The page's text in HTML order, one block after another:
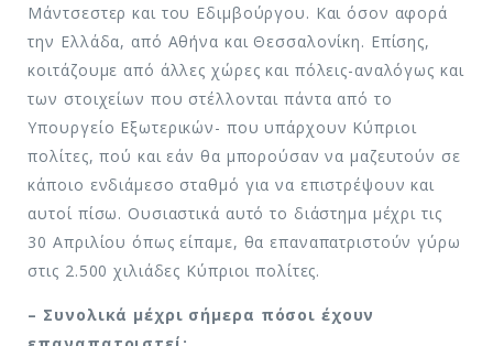
Μάντσεστερ και του Εδιμβούργου. Και όσον αφορά
την Ελλάδα, από Αθήνα και Θεσσαλονίκη. Επίσης,
κοιτάζουμε από άλλες χώρες και πόλεις-αναλόγως και
των στοιχείων που στέλλονται πάντα από το
Υπουργείο Εξωτερικών- που υπάρχουν Κύπριοι
πολίτες, πού και εάν θα μπορούσαν να μαζευτούν σε
κάποιο ενδιάμεσο σταθμό για να επιστρέψουν και
αυτοί πίσω. Ουσιαστικά αυτό το διάστημα μέχρι τις
30 Απριλίου όπως είπαμε, θα επαναπατριστούν γύρω
στις 2.500 χιλιάδες Κύπριοι πολίτες.
– Συνολικά μέχρι σήμερα πόσοι έχουν